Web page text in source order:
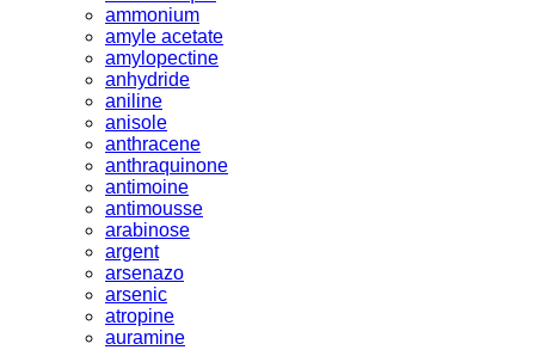
ammonium
amyle acetate
amylopectine
anhydride
aniline
anisole
anthracene
anthraquinone
antimoine
antimousse
arabinose
argent
arsenazo
arsenic
atropine
auramine